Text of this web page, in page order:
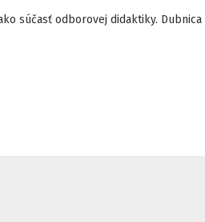
súčasť odborovej didaktiky. Dubnica